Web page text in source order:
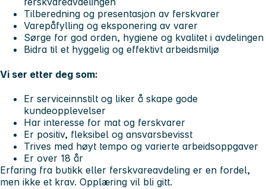
Tilberedning og presentasjon av ferskvarer
Varepåfylling og eksponering av varer
Sørge for god orden, hygiene og kvalitet i avdelingen
Bidra til et hyggelig og effektivt arbeidsmiljø
Vi ser etter deg som:
Er serviceinnstilt og liker å skape gode
kundeopplevelser
Har interesse for mat og ferskvarer
Er positiv, fleksibel og ansvarsbevisst
Trives med høyt tempo og varierte arbeidsoppgaver
Er over 18 år
Erfaring fra butikk eller ferskvareavdeling er en fordel,
men ikke et krav. Opplæring vil bli gitt.